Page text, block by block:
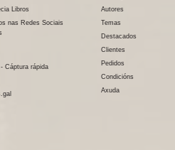
Libros
nas Redes Sociais
Cáptura rápida
Autores
Temas
Destacados
Clientes
Pedidos
Condicións
Axuda